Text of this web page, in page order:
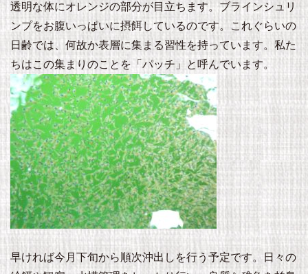
透明な体にオレンジの部分が目立ちます。ブラインシュリ
ンプをお腹いっぱいに摂餌しているのです。これぐらいの
日齢では、何故か表層に集まる習性を持っています。私た
ちはこの集まりのことを「パッチ」と呼んでいます。
早ければ今月下旬から順次沖出しを行う予定です。日々の